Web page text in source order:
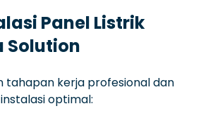
Panel Listrik
Solution
tahapan kerja profesional dan
optimal: